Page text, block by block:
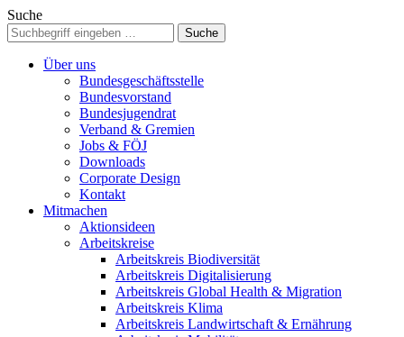
Suche
Über uns
Bundesgeschäftsstelle
Bundesvorstand
Bundesjugendrat
Verband & Gremien
Jobs & FÖJ
Downloads
Corporate Design
Kontakt
Mitmachen
Aktionsideen
Arbeitskreise
Arbeitskreis Biodiversität
Arbeitskreis Digitalisierung
Arbeitskreis Global Health & Migration
Arbeitskreis Klima
Arbeitskreis Landwirtschaft & Ernährung